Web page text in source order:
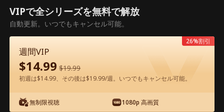
こちらは有料のエピソードです。視
聴いただくには解放が必要です。
アプリ内で無料視聴可能
VIPで全シリーズを無料で解放
自動更新。いつでもキャンセル可能。
週間VIP
$14.99 $19.99
初週は$14.99、その後は$19.99/週。いつでもキャンセル可能。
無制限視聴 1080p 高画質
26%割引